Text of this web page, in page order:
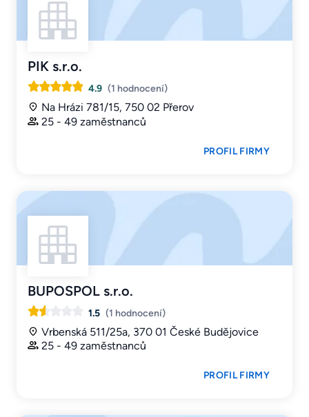
PIK s.r.o.
4.9 (1 hodnocení)
Na Hrázi 781/15, 750 02 Přerov
25 - 49 zaměstnanců
PROFIL FIRMY
BUPOSPOL s.r.o.
1.5 (1 hodnocení)
Vrbenská 511/25a, 370 01 České Budějovice
25 - 49 zaměstnanců
PROFIL FIRMY